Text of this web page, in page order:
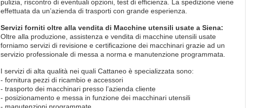
pulizia, riscontro di eventuali opzioni, test di efficienza. La spedizione viene
effettuata da un’azienda di trasporti con grande esperienza.
Servizi forniti oltre alla vendita di Macchine utensili usate a Siena:
Oltre alla produzione, assistenza e vendita di macchine utensili usate
forniamo servizi di revisione e certificazione dei macchinari grazie ad un
servizio professionale di messa a norma e manutenzione programmata.
I servizi di alta qualità nei quali Cattaneo è specializzata sono:
- fornitura pezzi di ricambio e accessori
- trasporto dei macchinari presso l’azienda cliente
- posizionamento e messa in funzione dei macchinari utensili